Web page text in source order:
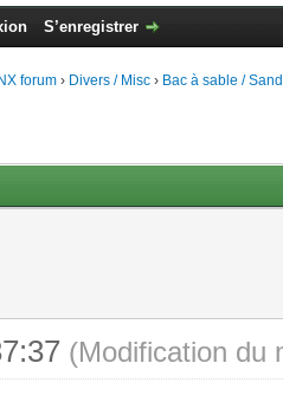
S’enregistrer
forum › Divers / Misc › Bac à sable /
(Modification du